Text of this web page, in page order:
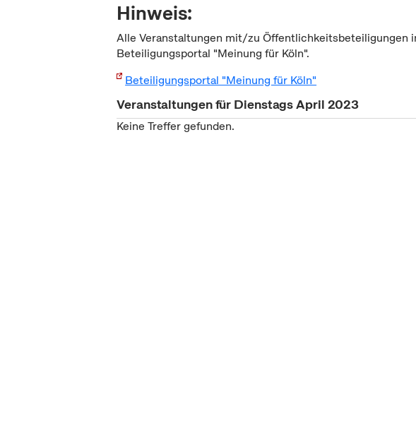
Hinweis:
Alle Veranstaltungen mit/zu Öffentlichkeitsbeteiligungen
Beteiligungsportal "Meinung für Köln".
Beteiligungsportal "Meinung für Köln"
Veranstaltungen für Dienstags April 2023
Keine Treffer gefunden.